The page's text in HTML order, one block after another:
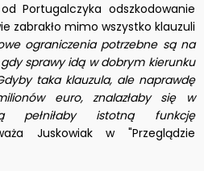
Portugalczyka odszkodowanie
zabrakło mimo wszystko klauzuli
ograniczenia potrzebne są na
sprawy idą w dobrym kierunku
taka klauzula, ale naprawdę
euro, znalazłaby się w
pełniłaby istotną funkcję
Juskowiak w "Przeglądzie